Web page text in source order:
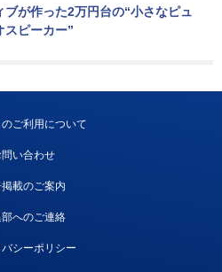
ブが作った2万円台の“小さなピュ
スピーカー”
ご利用について
問い合わせ
掲載のご案内
へのご連絡
シーポリシー